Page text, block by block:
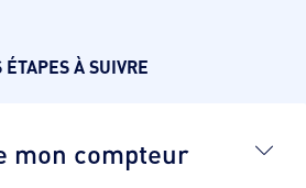
ÉTAPES À SUIVRE
mon compteur